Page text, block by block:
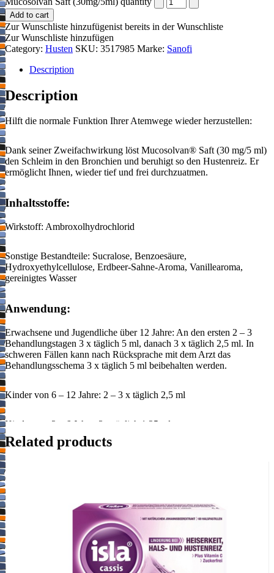
Add to cart
Zur Wunschliste hinzufügenist bereits in der Wunschliste
Zur Wunschliste hinzufügen
Category: Husten SKU: 3517985 Marke: Sanofi
Description
Description
Hilft die normale Funktion Ihrer Atemwege wieder herzustellen:
Dank seiner Zweifachwirkung löst Mucosolvan® Saft (30 mg/5 ml)
den Schleim in den Bronchien und beruhigt so den Hustenreiz. Er
ermöglicht Ihnen, wieder tief und frei durchzuatmen.
Inhaltsstoffe:
Wirkstoff: Ambroxolhydrochlorid
Sonstige Bestandteile: Sucralose, Benzoesäure,
Hydroxyethylcellulose, Erdbeer-Sahne-Aroma, Vanillearoma,
gereinigtes Wasser
Anwendung:
Erwachsene und Jugendliche über 12 Jahre: An den ersten 2 – 3
Behandlungstagen 3 x täglich 5 ml, danach 3 x täglich 2,5 ml. In
schweren Fällen kann nach Rücksprache mit dem Arzt das
Behandlungsschema 3 x täglich 5 ml beibehalten werden.
Kinder von 6 – 12 Jahre: 2 – 3 x täglich 2,5 ml
Kinder von 2 – 6 Jahre: 3 x täglich 1,25 ml
Kinder bis 2 Jahre (nur nach Rücksprache mit dem Arzt): 2 x täglich
1,25 ml
Wichtige Hinweise:
Zugelassenes Arzneimittel: Zu Risiken und Nebenwirkungen lesen
Sie die Packungsbeilage und fragen Sie Ihren Arzt oder Apotheker.
Die angegebene empfohlene Tagesdosis nicht überschreiten. Für
Kinder unerreichbar aufbewahren.
Related products